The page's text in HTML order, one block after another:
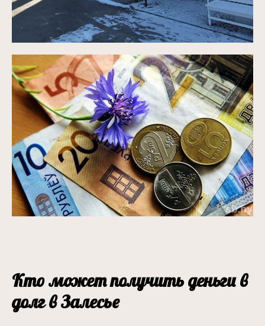
Кто может получить деньги в
долг в Залесье